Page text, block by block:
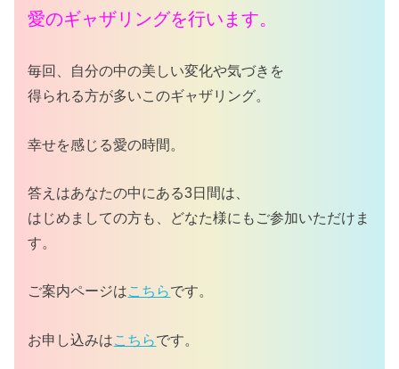
愛のギャザリングを行います。
毎回、自分の中の美しい変化や気づきを
得られる方が多いこのギャザリング。
幸せを感じる愛の時間。
答えはあなたの中にある3日間は、
はじめましての方も、どなた様にもご参加いただけま
す。
ご案内ページはこちらです。
お申し込みはこちらです。